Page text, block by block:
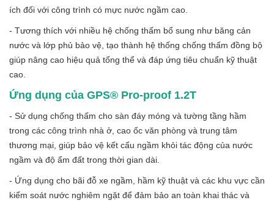
ích đối với công trình có mực nước ngầm cao.
- Tương thích với nhiều hệ chống thấm bổ sung như băng cản
nước và lớp phủ bảo vệ, tạo thành hệ thống chống thấm đồng bộ
giúp nâng cao hiệu quả tổng thể và đáp ứng tiêu chuẩn kỹ thuật
cao.
Ứng dụng của GPS® Pro-proof 1.2T
- Sử dụng chống thấm cho sàn đáy móng và tường tầng hầm
trong các công trình nhà ở, cao ốc văn phòng và trung tâm
thương mại, giúp bảo vệ kết cấu ngầm khỏi tác động của nước
ngầm và độ ẩm đất trong thời gian dài.
- Ứng dụng cho bãi đỗ xe ngầm, hầm kỹ thuật và các khu vực cần
kiểm soát nước nghiêm ngặt để đảm bảo an toàn khai thác và